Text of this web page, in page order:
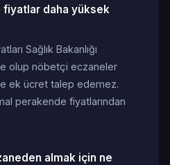
daha yüksek
Sağlık Bakanlığı
olup nöbetçi eczaneler
ek ücret talep edemez.
perakende fiyatlarından
almak için ne